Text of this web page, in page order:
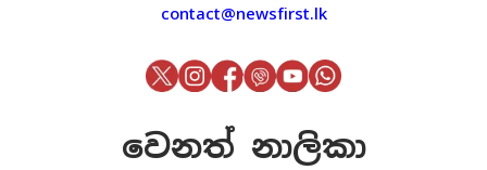
contact@newsfirst.lk
වෙනත් නාලිකා